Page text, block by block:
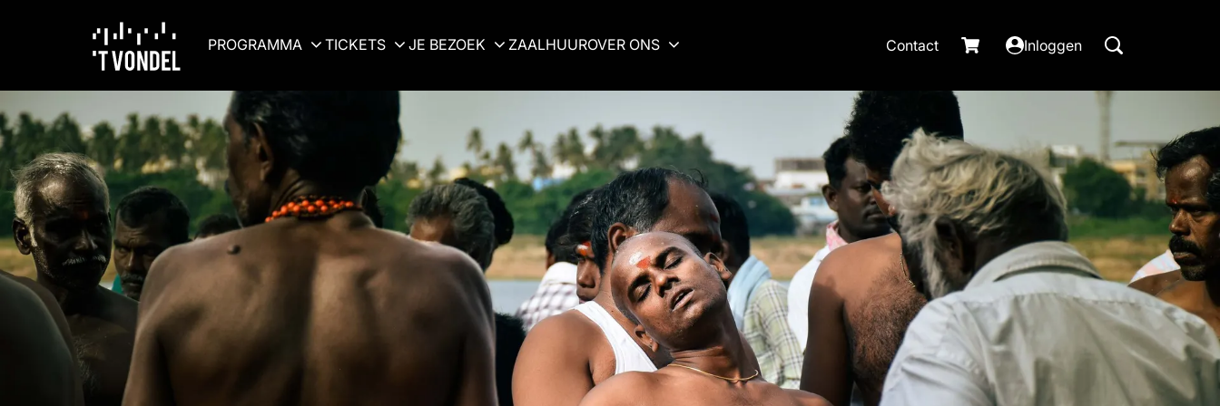
PROGRAMMA TICKETS JE BEZOEK ZAALHUUROVER ONS Contact Inloggen